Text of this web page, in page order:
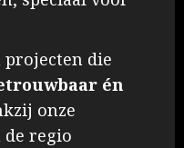
projecten die
én
onze
regio